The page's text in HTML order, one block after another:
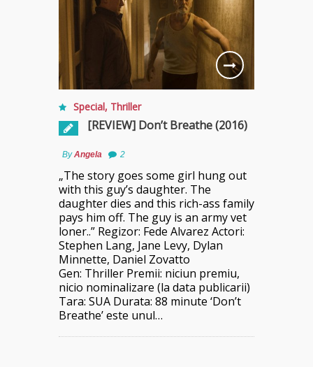
Special, Thriller
[REVIEW] Don’t Breathe (2016)
ByAngela 2
„The story goes some girl hung out
with this guy’s daughter. The
daughter dies and this rich-ass family
pays him off. The guy is an army vet
loner..” Regizor: Fede Alvarez Actori:
Stephen Lang, Jane Levy, Dylan
Minnette, Daniel Zovatto
Gen: Thriller Premii: niciun premiu,
nicio nominalizare (la data publicarii)
Tara: SUA Durata: 88 minute ‘Don’t
Breathe’ este unul…